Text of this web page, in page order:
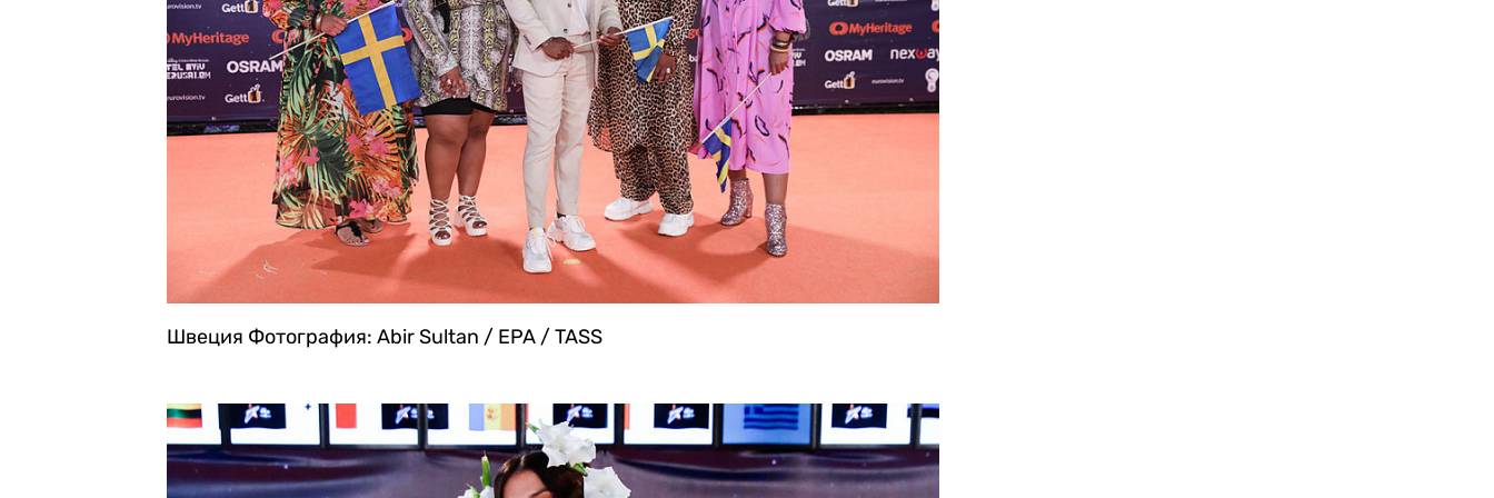
Швеция Фотография: Abir Sultan / EPA / TASS